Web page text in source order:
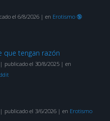
el 6/8/2026| en Erotismo 🔞
que tengan razón
publicado el 30/8/2025| en
publicado el 3/6/2026| en Erotismo